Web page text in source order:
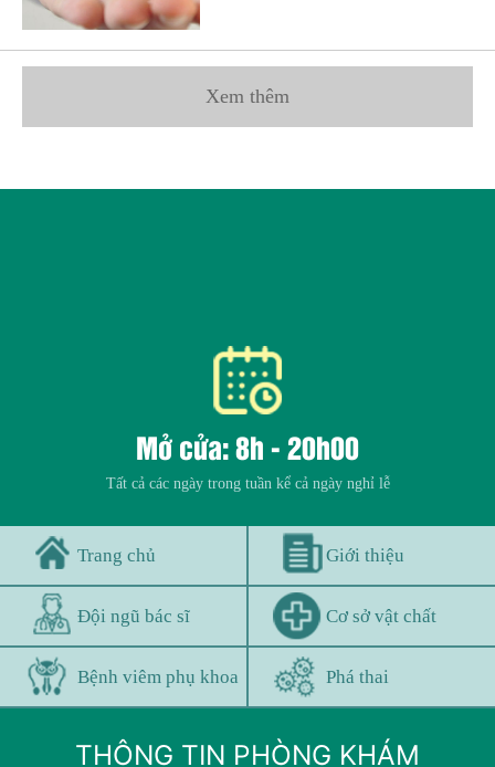
Xem thêm
Mở cửa: 8h - 20h00
Tất cả các ngày trong tuần kể cả ngày nghỉ lễ
Trang chủ Giới thiệu
Đội ngũ bác sĩ Cơ sở vật chất
Bệnh viêm phụ khoa Phá thai
THÔNG TIN PHÒNG KHÁM